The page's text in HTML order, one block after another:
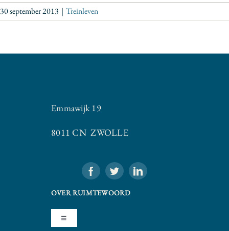
30 september 2013 | Treinleven
Emmawijk 19
8011 CN ZWOLLE
OVER RUIMTEWOORD
Toggle
Navigation